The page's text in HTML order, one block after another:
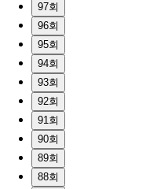
97회
96회
95회
94회
93회
92회
91회
90회
89회
88회